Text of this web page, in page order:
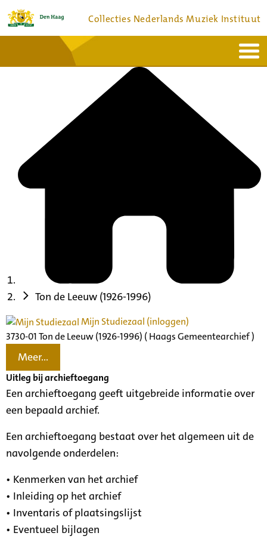
Collecties Nederlands Muziek Instituut
Bronnen en collecties
Ton de Leeuw (1926-1996)
Mijn Studiezaal (inloggen)
3730-01 Ton de Leeuw (1926-1996) ( Haags Gemeentearchief )
Meer...
Uitleg bij archieftoegang
Een archieftoegang geeft uitgebreide informatie over
een bepaald archief.
Een archieftoegang bestaat over het algemeen uit de
navolgende onderdelen:
• Kenmerken van het archief
• Inleiding op het archief
• Inventaris of plaatsingslijst
• Eventueel bijlagen